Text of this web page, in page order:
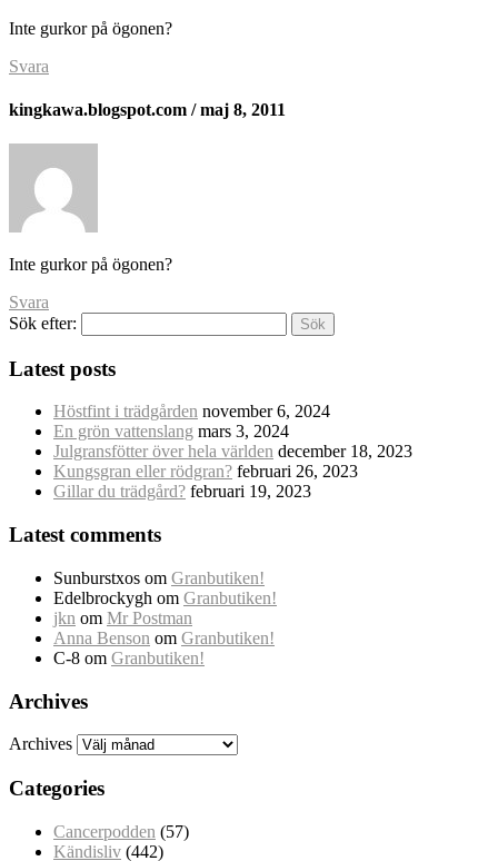
Inte gurkor på ögonen?
Svara
kingkawa.blogspot.com / maj 8, 2011
Inte gurkor på ögonen?
Svara
Sök efter:
Latest posts
Höstfint i trädgården november 6, 2024
En grön vattenslang mars 3, 2024
Julgransfötter över hela världen december 18, 2023
Kungsgran eller rödgran? februari 26, 2023
Gillar du trädgård? februari 19, 2023
Latest comments
Sunburstxos om Granbutiken!
Edelbrockygh om Granbutiken!
jkn om Mr Postman
Anna Benson om Granbutiken!
C-8 om Granbutiken!
Archives
Archives
Categories
Cancerpodden (57)
Kändisliv (442)